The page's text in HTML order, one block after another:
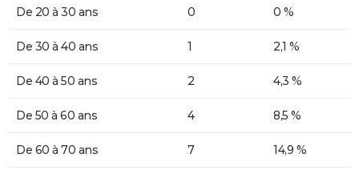
De 20 à 30 ans 0 0 %
De 30 à 40 ans 1 2,1 %
De 40 à 50 ans 2 4,3 %
De 50 à 60 ans 4 8,5 %
De 60 à 70 ans 7 14,9 %